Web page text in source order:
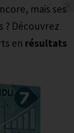
mais ses
? Découvrez
en résultats